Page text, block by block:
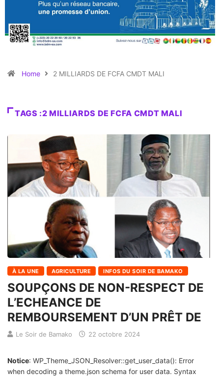
Home 2 MILLIARDS DE FCFA CMDT MALI
TAGS :2 MILLIARDS DE FCFA CMDT MALI
À LA UNE AGRICULTURE INFOS DU SOIR DE BAMAKO
SOUPÇONS DE NON-RESPECT DE
L’ECHEANCE DE
REMBOURSEMENT D’UN PRÊT DE
Le Soir de Bamako 22 octobre 2024
Notice: WP_Theme_JSON_Resolver::get_user_data(): Error
when decoding a theme.json schema for user data. Syntax